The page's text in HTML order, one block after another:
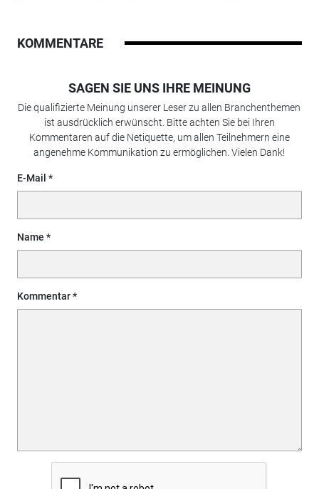
KOMMENTARE
SAGEN SIE UNS IHRE MEINUNG
Die qualifizierte Meinung unserer Leser zu allen Branchenthemen
ist ausdrücklich erwünscht. Bitte achten Sie bei Ihren
Kommentaren auf die Netiquette, um allen Teilnehmern eine
angenehme Kommunikation zu ermöglichen. Vielen Dank!
E-Mail
Name
Kommentar